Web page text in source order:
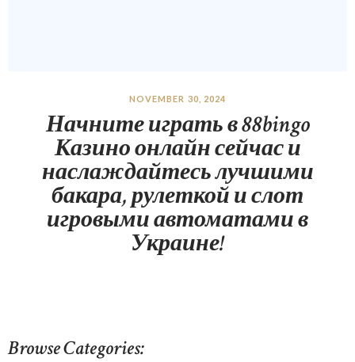
NOVEMBER 30, 2024
Начните играть в 88bingo
Казино онлайн сейчас и
наслаждайтесь лучшими
бакара, рулеткой и слот
игровыми автоматами в
Украине!
Browse Categories: